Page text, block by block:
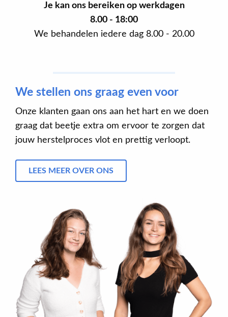
Je kan ons bereiken op werkdagen
8.00 - 18:00
We behandelen iedere dag 8.00 - 20.00
We stellen ons graag even voor
Onze klanten gaan ons aan het hart en we doen
graag dat beetje extra om ervoor te zorgen dat
jouw herstelproces vlot en prettig verloopt.
LEES MEER OVER ONS